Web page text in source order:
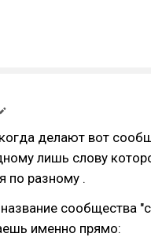
делают вот
лишь слову
по разному .
сообщества
именно прямо: